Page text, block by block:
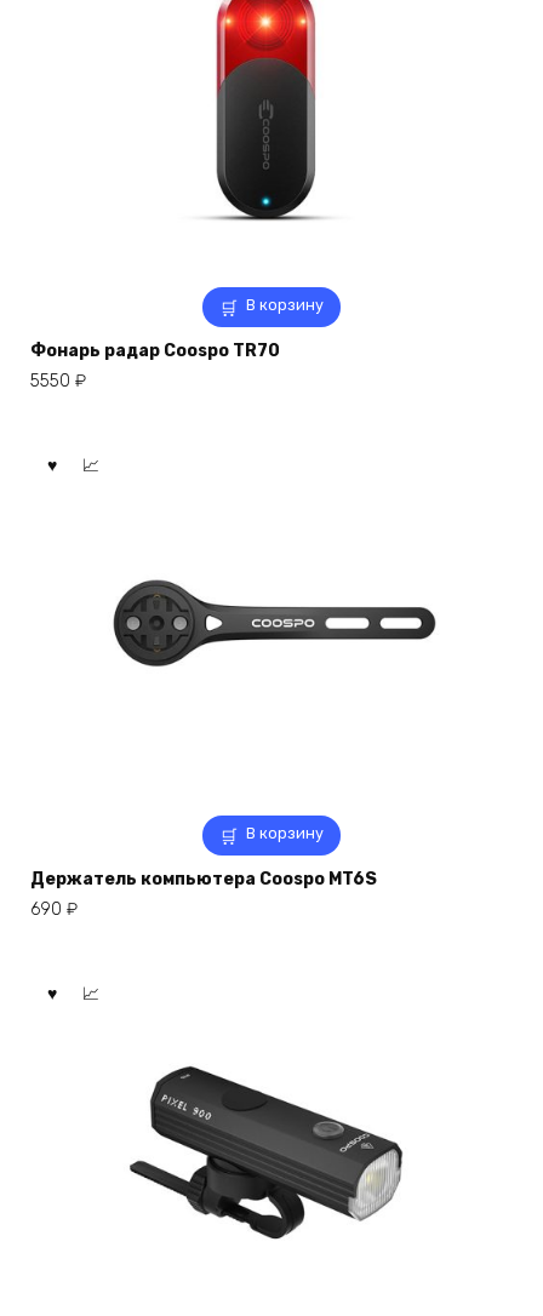
В корзину
Фонарь радар Coospo TR70
5550 ₽
В корзину
Держатель компьютера Coospo MT6S
690 ₽